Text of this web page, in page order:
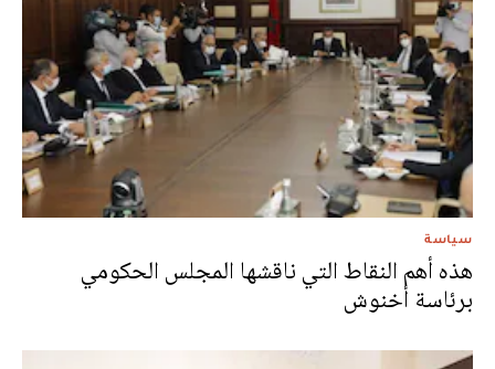
سياسة
هذه أهم النقاط التي ناقشها المجلس الحكومي
برئاسة أخنوش